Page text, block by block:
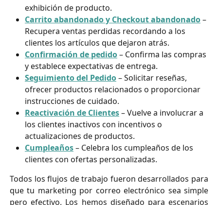
exhibición de producto.
Carrito abandonado y Checkout abandonado –
Recupera ventas perdidas recordando a los
clientes los artículos que dejaron atrás.
Confirmación de pedido – Confirma las compras
y establece expectativas de entrega.
Seguimiento del Pedido – Solicitar reseñas,
ofrecer productos relacionados o proporcionar
instrucciones de cuidado.
Reactivación de Clientes – Vuelve a involucrar a
los clientes inactivos con incentivos o
actualizaciones de productos.
Cumpleaños – Celebra los cumpleaños de los
clientes con ofertas personalizadas.
Todos los flujos de trabajo fueron desarrollados para
que tu marketing por correo electrónico sea simple
pero efectivo. Los hemos diseñado para escenarios